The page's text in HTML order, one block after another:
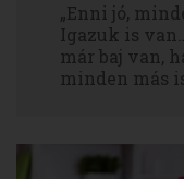
„Enni jó,
Igazuk is
már baj van,
minden más